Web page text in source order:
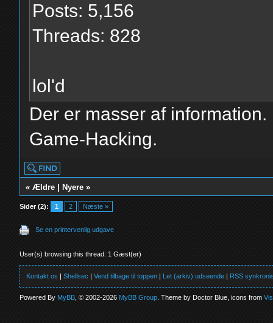
Posts: 5,156
Threads: 828
lol'd
Der er masser af
Game-Hacking.
«Ældre Nyere »
Sider (2): 1 2 Næste »
Se en printervenlig udgave
User(s) browsing this thread: 1 Gæst(er)
Kontakt os |Shellsec |Vend tilbage til toppen | Let (arkiv) udseende | RSS
Powered ByMyBB , © 2002-2026MyBB Group . Theme by Doctor Blue, icons from